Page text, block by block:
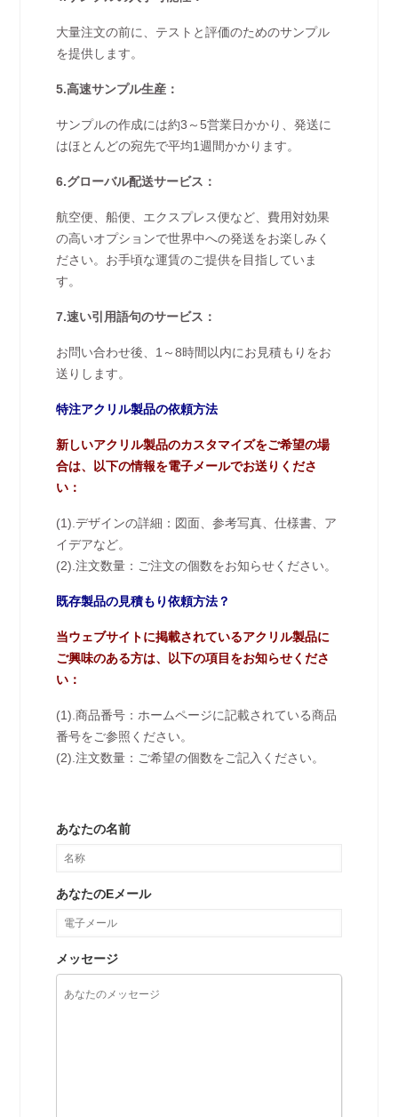
大量注文の前に、テストと評価のためのサンプル
を提供します。
5.高速サンプル生産：
サンプルの作成には約3～5営業日かかり、発送に
はほとんどの宛先で平均1週間かかります。
6.グローバル配送サービス：
航空便、船便、エクスプレス便など、費用対効果
の高いオプションで世界中への発送をお楽しみく
ださい。お手頃な運賃のご提供を目指していま
す。
7.速い引用語句のサービス：
お問い合わせ後、1～8時間以内にお見積もりをお
送りします。
特注アクリル製品の依頼方法
新しいアクリル製品のカスタマイズをご希望の場
合は、以下の情報を電子メールでお送りくださ
い：
(1).デザインの詳細：図面、参考写真、仕様書、ア
イデアなど。
(2).注文数量：ご注文の個数をお知らせください。
既存製品の見積もり依頼方法？
当ウェブサイトに掲載されているアクリル製品に
ご興味のある方は、以下の項目をお知らせくださ
い：
(1).商品番号：ホームページに記載されている商品
番号をご参照ください。
(2).注文数量：ご希望の個数をご記入ください。
あなたの名前
あなたのEメール
メッセージ